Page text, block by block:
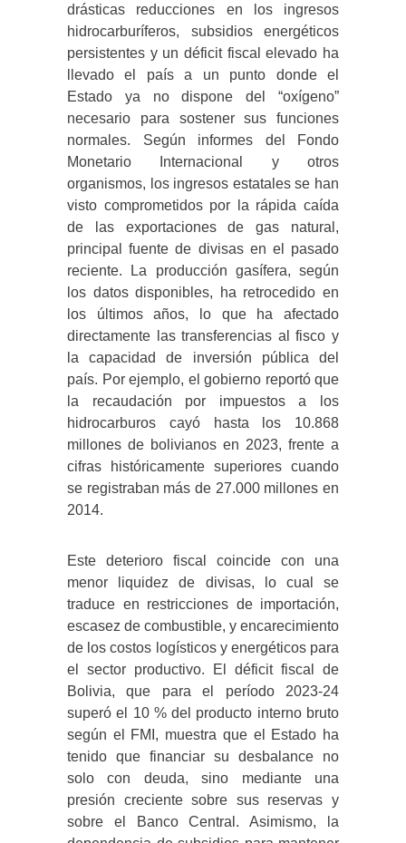
drásticas reducciones en los ingresos
hidrocarburíferos, subsidios energéticos
persistentes y un déficit fiscal elevado ha
llevado el país a un punto donde el
Estado ya no dispone del “oxígeno”
necesario para sostener sus funciones
normales. Según informes del Fondo
Monetario Internacional y otros
organismos, los ingresos estatales se han
visto comprometidos por la rápida caída
de las exportaciones de gas natural,
principal fuente de divisas en el pasado
reciente. La producción gasífera, según
los datos disponibles, ha retrocedido en
los últimos años, lo que ha afectado
directamente las transferencias al fisco y
la capacidad de inversión pública del
país. Por ejemplo, el gobierno reportó que
la recaudación por impuestos a los
hidrocarburos cayó hasta los 10.868
millones de bolivianos en 2023, frente a
cifras históricamente superiores cuando
se registraban más de 27.000 millones en
2014.
Este deterioro fiscal coincide con una
menor liquidez de divisas, lo cual se
traduce en restricciones de importación,
escasez de combustible, y encarecimiento
de los costos logísticos y energéticos para
el sector productivo. El déficit fiscal de
Bolivia, que para el período 2023-24
superó el 10 % del producto interno bruto
según el FMI, muestra que el Estado ha
tenido que financiar su desbalance no
solo con deuda, sino mediante una
presión creciente sobre sus reservas y
sobre el Banco Central. Asimismo, la